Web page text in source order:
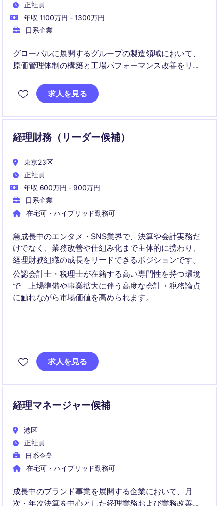
正社員
年収 1100万円 - 1300万円
日系企業
グローバルに展開するグループの製造領域において、
原価管理体制の構築と工場パフォーマンス改善をリー
ら、製造部門の収益体質改革とSPAモデル強化を推進
する経営直結の役割を担います。
求人を見る
経理財務（リーダー候補）
東京23区
正社員
年収 600万円 - 900万円
日系企業
在宅可・ハイブリッド勤務可
急成長中のエンタメ・SNS業界で、決算や会計実務だ
けでなく、業務改善や仕組み化まで主体的に携わり、
経理財務組織の成長をリードできるポジションです。
公認会計士・税理士が在籍する高い専門性を持つ環境
で、上場準備や事業拡大に伴う高度な会計・税務論点
に触れながら市場価値を高められます。
求人を見る
経理マネージャー候補
港区
正社員
日系企業
在宅可・ハイブリッド勤務可
成長中のブランド事業を展開する企業において、月
次・年次決算を中心とした経理業務および業務改善・